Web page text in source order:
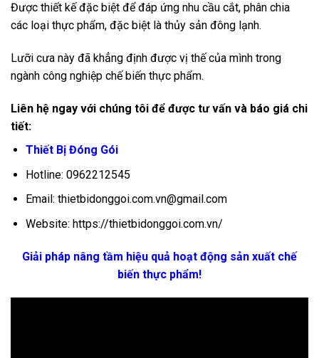
Được thiết kế đặc biệt để đáp ứng nhu cầu cắt, phân chia
các loại thực phẩm, đặc biệt là thủy sản đông lạnh.
Lưỡi cưa này đã khẳng định được vị thế của mình trong
ngành công nghiệp chế biến thực phẩm.
Liên hệ ngay với chúng tôi để được tư vấn và báo giá chi
tiết:
Thiết Bị Đóng Gói
Hotline: 0962212545
Email: thietbidonggoi.com.vn@gmail.com
Website: https://thietbidonggoi.com.vn/
Giải pháp nâng tầm hiệu quả hoạt động sản xuất chế
biến thực phẩm!